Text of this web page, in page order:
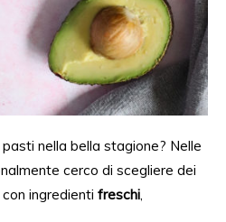
nella bella stagione? Nelle
cerco di scegliere dei
con ingredienti freschi,